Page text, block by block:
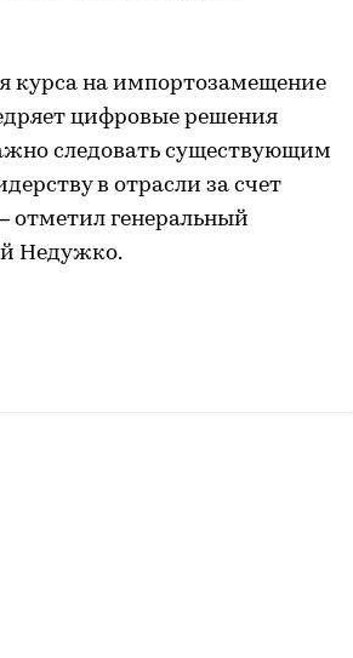
курса на импортозамещение
цифровые решения
следовать существующим
в отрасли за счет
генеральный
Недужко.